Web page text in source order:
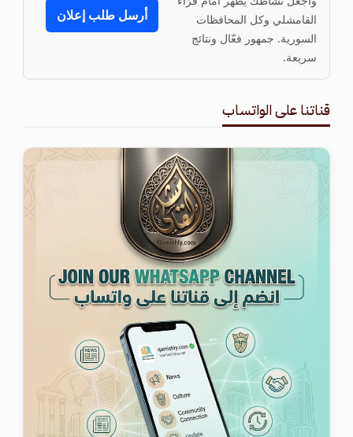
القامشلي وكل المحافظات
السورية. جمهور فعّال ونتائج
سريعة.
أرسل طلب إعلان
قناتنا على الواتساب